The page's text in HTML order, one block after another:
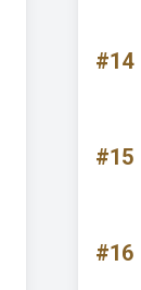
#14
#15
#16